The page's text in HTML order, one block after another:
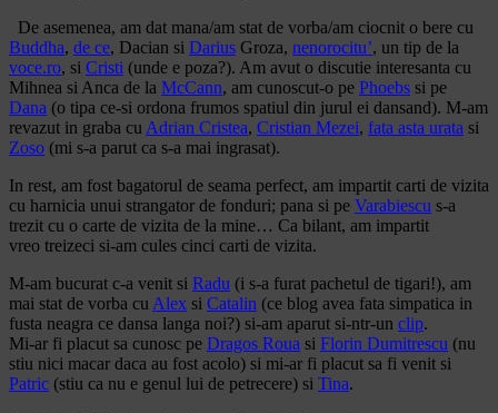
De asemenea, am dat mana/am stat de vorba/am ciocnit o bere cu
Buddha, de ce, Dacian si Darius Groza, nenorocitu’, un tip de la
voce.ro, si Cristi (unde e poza?). Am avut o discutie interesanta cu
Mihnea si Anca de la McCann, am cunoscut-o pe Phoebs si pe
Dana (o tipa ce-si ordona frumos spatiul din jurul ei dansand). M-am
revazut in graba cu Adrian Cristea, Cristian Mezei, fata asta urata si
Zoso (mi s-a parut ca s-a mai ingrasat).
In rest, am fost bagatorul de seama perfect, am impartit carti de vizita
cu harnicia unui strangator de fonduri; pana si pe Varabiescu s-a
trezit cu o carte de vizita de la mine… Ca bilant, am impartit
vreo treizeci si-am cules cinci carti de vizita.
M-am bucurat c-a venit si Radu (i s-a furat pachetul de tigari!), am
mai stat de vorba cu Alex si Catalin (ce blog avea fata simpatica in
fusta neagra ce dansa langa noi?) si-am aparut si-ntr-un clip.
Mi-ar fi placut sa cunosc pe Dragos Roua si Florin Dumitrescu (nu
stiu nici macar daca au fost acolo) si mi-ar fi placut sa fi venit si
Patric (stiu ca nu e genul lui de petrecere) si Tina.